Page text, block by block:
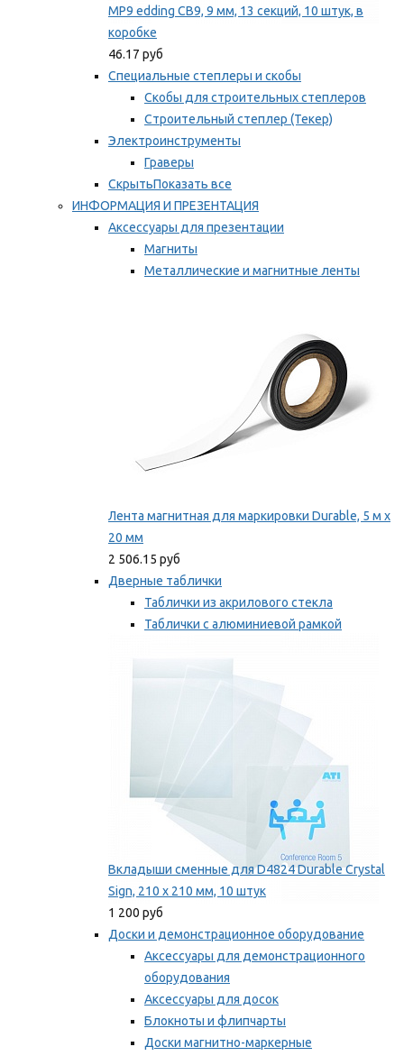
MP9 edding CB9, 9 мм, 13 секций, 10 штук, в
коробке
46.17 руб
Специальные степлеры и скобы
Скобы для строительных степлеров
Строительный степлер (Текер)
Электроинструменты
Граверы
СкрытьПоказать все
ИНФОРМАЦИЯ И ПРЕЗЕНТАЦИЯ
Аксессуары для презентации
Магниты
Металлические и магнитные ленты
Лента магнитная для маркировки Durable, 5 м х
20 мм
2 506.15 руб
Дверные таблички
Таблички из акрилового стекла
Таблички с алюминиевой рамкой
Вкладыши сменные для D4824 Durable Crystal
Sign, 210 x 210 мм, 10 штук
1 200 руб
Доски и демонстрационное оборудование
Аксессуары для демонстрационного
оборудования
Аксессуары для досок
Блокноты и флипчарты
Доски магнитно-маркерные